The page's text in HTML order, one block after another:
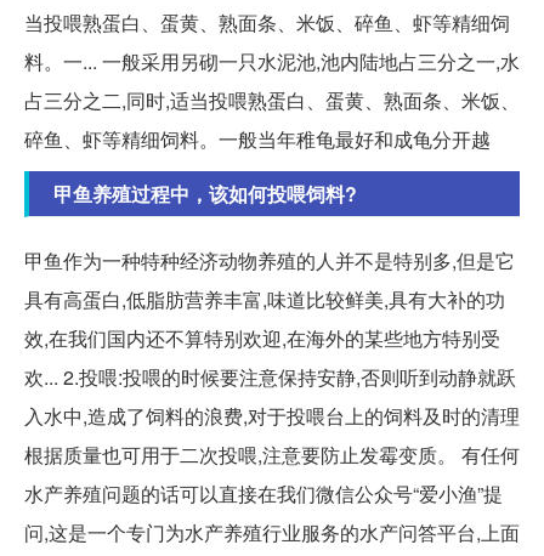
当投喂熟蛋白、蛋黄、熟面条、米饭、碎鱼、虾等精细饲
料。一... 一般采用另砌一只水泥池,池内陆地占三分之一,水
占三分之二,同时,适当投喂熟蛋白、蛋黄、熟面条、米饭、
碎鱼、虾等精细饲料。一般当年稚龟最好和成龟分开越
甲鱼养殖过程中，该如何投喂饲料?
甲鱼作为一种特种经济动物养殖的人并不是特别多,但是它
具有高蛋白,低脂肪营养丰富,味道比较鲜美,具有大补的功
效,在我们国内还不算特别欢迎,在海外的某些地方特别受
欢... 2.投喂:投喂的时候要注意保持安静,否则听到动静就跃
入水中,造成了饲料的浪费,对于投喂台上的饲料及时的清理
根据质量也可用于二次投喂,注意要防止发霉变质。 有任何
水产养殖问题的话可以直接在我们微信公众号“爱小渔”提
问,这是一个专门为水产养殖行业服务的水产问答平台,上面